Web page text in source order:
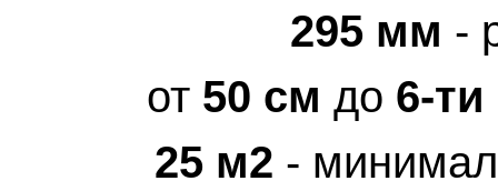
295 мм -
от 50 см до 6-
25 м2 -